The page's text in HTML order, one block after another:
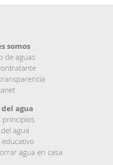
somos
de aguas
agua
principios
agua
agua en casa